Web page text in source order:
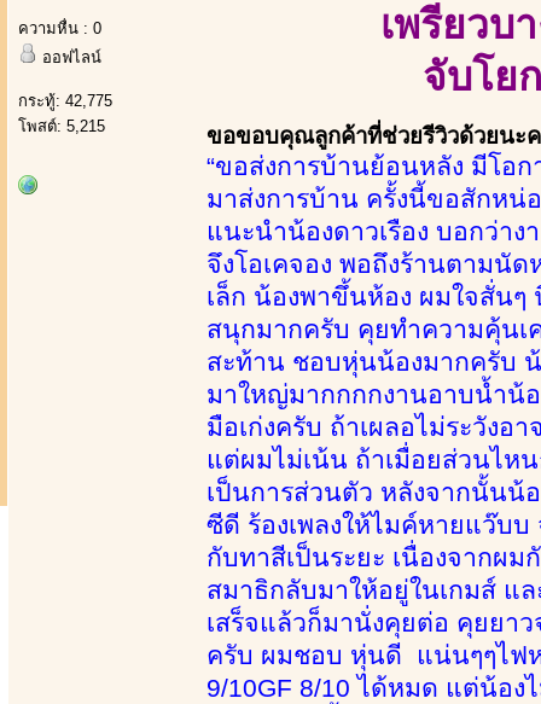
ความหื่น : 0
ออฟไลน์
กระทู้: 42,775
โพสต์: 5,215
เพรียวบ
จับโย
ขอขอบคุณลูกค้าที่ช่วยรีวิวด้วยนะ
“ขอส่งการบ้านย้อนหลัง มีโอ
มาส่งการบ้าน ครั้งนี้ขอสักหน่
แนะนำน้องดาวเรือง บอกว่า
จึงโอเคจอง พอถึงร้านตามนั
เล็ก น้องพาขึ้นห้อง ผมใจสั่นๆ
สนุกมากครับ คุยทำความคุ้น
สะท้าน ชอบหุ่นน้องมากครับ
มาใหญ่มากกกกงานอาบน้ำน้
มือเก่งครับ ถ้าเผลอไม่ระวัง
แต่ผมไม่เน้น ถ้าเมื่อยส่วนไห
เป็นการส่วนตัว หลังจากนั้นน้
ซีดี ร้องเพลงให้ไมค์หายแว๊บ
กับทาสีเป็นระยะ เนื่องจากผ
สมาธิกลับมาให้อยู่ในเกมส์ แ
เสร็จแล้วก็มานั่งคุยต่อ คุยยา
ครับ ผมชอบ หุ่นดี แน่นๆๆไฟ
9/10GF 8/10 ได้หมด แต่น้อง